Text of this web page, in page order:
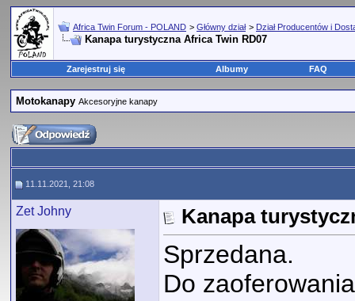
Africa Twin Forum - POLAND > Główny dział > Dział Producentów i
Kanapa turystyczna Africa Twin RD07
Zarejestruj się Albumy FAQ
Motokanapy Akcesoryjne kanapy
11.11.2021, 21:08
Zet Johny Kanapa
Sprzedana.
Do